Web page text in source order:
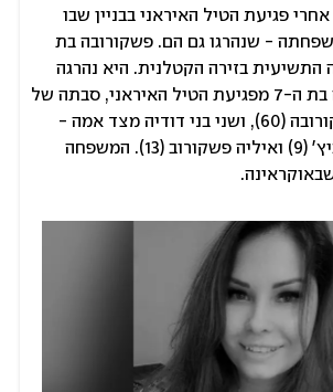
פגיעת הטיל האיראני בבניין שבו
- שנהרגו גם הם. פשקורובה בת
התשיעית בזירה הקטלנית. היא נהרגה
לצד בתה נסטיה בת ה-7 מפגיעת הטיל האיראני, סבתה של
נסטיה, לנה פשקורובה (60), ושני בני דודיה מצד אמה -
קונסטנטין טוטביץ' (9) ואיליה פשקורוב (13). המשפחה